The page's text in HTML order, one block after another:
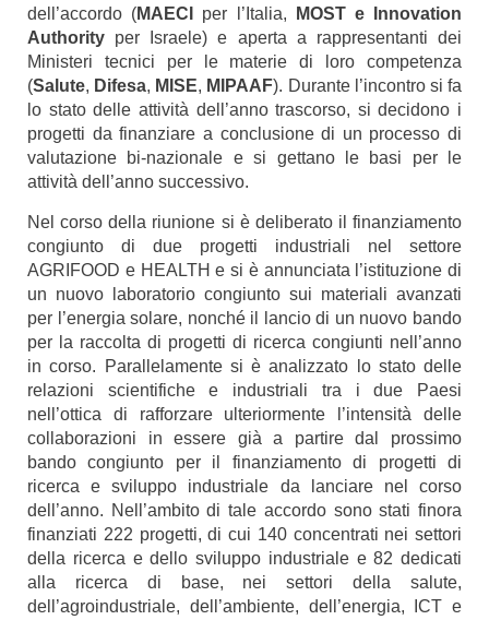
dell’accordo (MAECI per l’Italia,
MOST e Innovation
Authority per Israele) e aperta a rappresentanti dei
Ministeri tecnici per le materie di loro competenza
(Salute, Difesa, MISE, MIPAAF). Durante l’incontro si fa
lo stato delle attività dell’anno trascorso, si decidono i
progetti da finanziare a conclusione di un processo di
valutazione bi-nazionale e si gettano le basi per le
attività dell’anno successivo.
Nel corso della riunione si è deliberato il finanziamento
congiunto di due progetti industriali nel settore
AGRIFOOD e HEALTH e si è annunciata l’istituzione di
un nuovo laboratorio congiunto sui materiali avanzati
per l’energia solare, nonché il lancio di un nuovo bando
per la raccolta di progetti di ricerca congiunti nell’anno
in corso. Parallelamente si è analizzato lo stato delle
relazioni scientifiche e industriali tra i due Paesi
nell’ottica di rafforzare ulteriormente l’intensità delle
collaborazioni in essere già a partire dal prossimo
bando congiunto per il finanziamento di progetti di
ricerca e sviluppo industriale da lanciare nel corso
dell’anno. Nell’ambito di tale accordo sono stati finora
finanziati 222 progetti, di cui 140 concentrati nei settori
della ricerca e dello sviluppo industriale e 82 dedicati
alla ricerca di base, nei settori della salute,
dell’agroindustriale, dell’ambiente, dell’energia, ICT e